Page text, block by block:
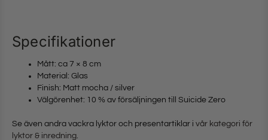
Specifikationer
Mått: ca 7 × 8 cm
Material: Glas
Finish: Matt mocha / silver
Välgörenhet: 10 % av försäljningen till Suicide Zero
Se även andra vackra lyktor och presentartiklar i vår kategori för
lyktor & inredning.